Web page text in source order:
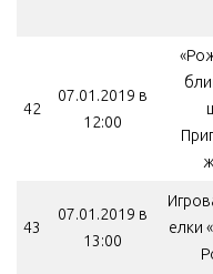
42
07.01.2019 в
12:00
43
07.01.2019 в
13:00
елки